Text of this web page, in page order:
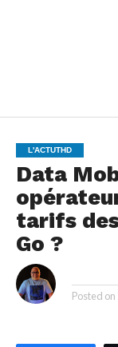
L'ACTUTHD
Data
tarifs
Go ?
Posted on